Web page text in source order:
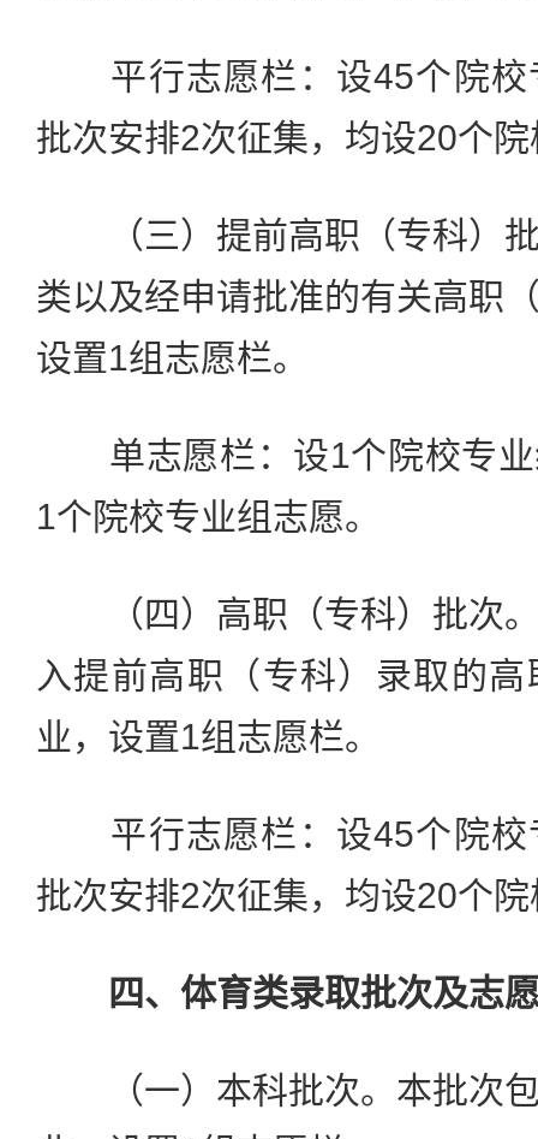
平行志愿栏：设45个院校
批次安排2次征集，均设20个
（三）提前高职（专科）批
类以及经申请批准的有关高职
设置1组志愿栏。
单志愿栏：设1个院校专业
1个院校专业组志愿。
（四）高职（专科）批次。
入提前高职（专科）录取的
业，设置1组志愿栏。
平行志愿栏：设45个院校
批次安排2次征集，均设20个
四、体育类录取批次及志
（一）本科批次。本批次包